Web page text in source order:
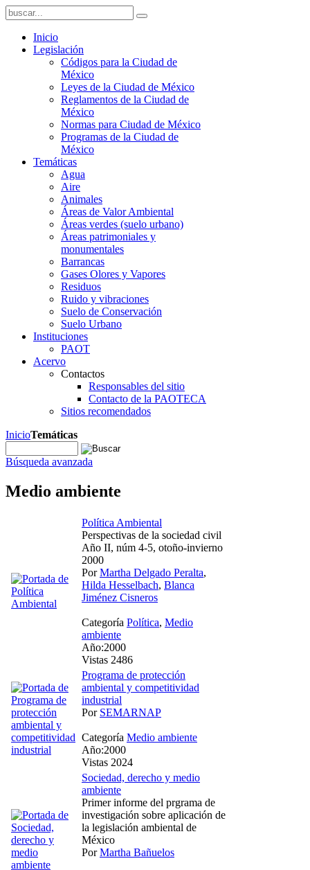
Inicio
Legislación
Códigos para la Ciudad de
México
Leyes de la Ciudad de México
Reglamentos de la Ciudad de
México
Normas para Ciudad de México
Programas de la Ciudad de
México
Temáticas
Agua
Aire
Animales
Áreas de Valor Ambiental
Áreas verdes (suelo urbano)
Áreas patrimoniales y
monumentales
Barrancas
Gases Olores y Vapores
Residuos
Ruido y vibraciones
Suelo de Conservación
Suelo Urbano
Instituciones
PAOT
Acervo
Contactos
Responsables del sitio
Contacto de la PAOTECA
Sitios recomendados
InicioTemáticas
Búsqueda avanzada
Medio ambiente
Política Ambiental
Perspectivas de la sociedad civil
Año II, núm 4-5, otoño-invierno
2000
PorMartha Delgado Peralta,
Hilda Hesselbach, Blanca
Jiménez Cisneros
Categoría Política, Medio
ambiente
Año:2000
Vistas 2486
Programa de protección
ambiental y competitividad
industrial
Por SEMARNAP
Categoría Medio ambiente
Año:2000
Vistas 2024
Sociedad, derecho y medio
ambiente
Primer informe del prgrama de
investigación sobre aplicación de
la legislación ambiental de
México
PorMartha Bañuelos